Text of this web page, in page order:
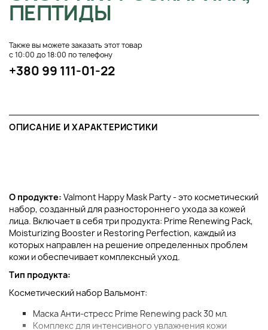
ПЕПТИДЫ
Также вы можете заказать этот товар
с 10:00 до 18:00 по телефону
+380 99 111-01-22
ОПИСАНИЕ И ХАРАКТЕРИСТИКИ
О продукте: Valmont Happy Mask Party - это косметический
набор, созданный для разностороннего ухода за кожей
лица. Включает в себя три продукта: Prime Renewing Pack,
Moisturizing Booster и Restoring Perfection, каждый из
которых направлен на решение определенных проблем
кожи и обеспечивает комплексный уход.
Тип продукта:
Косметический набор Вальмонт:
Маска Анти-стресс Prime Renewing pack 30 мл.
Комплекс для интенсивного увлажнения кожи